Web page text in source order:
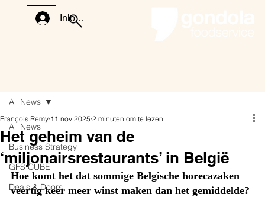
Inloggen
All News
Business Strategy
GFS CUBE
Deals & Doors
All News
Het geheim van de
‘miljonairsrestaurants’ in België
François Remy 11 nov 2025 2 minuten om te lezen
Hoe komt het dat sommige Belgische horecazaken
veertig keer meer winst maken dan het gemiddelde?